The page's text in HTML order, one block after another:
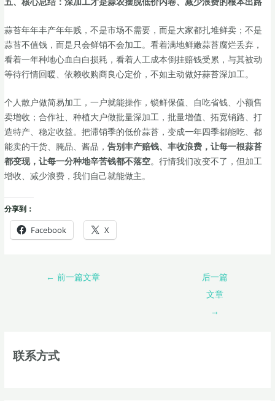
蒜苔年年丰产年年贱，不是市场不需要，而是大家都扎堆鲜卖；不是
蒜苔不值钱，而是只会鲜销不会加工。看着满地鲜嫩蒜苔腐烂丢弃，
看着一年种地心血白白损耗，看着人工成本倒挂赔钱受累，与其被动
等待行情回暖、依赖收购商良心定价，不如主动做好蒜苔深加工。
个人散户做简易加工，一户就能操作，锁鲜保值、自吃省钱、小额售
卖增收；合作社、种植大户做批量深加工，批量增值、拓宽销路、打
造特产、稳定收益。把滞销季的低价蒜苔，变成一年四季都能吃、都
能卖的干货、腌品、酱品，告别丰产赔钱、丰收浪费，让每一根蒜苔
都变现，让每一分种地辛苦钱都不落空。行情我们改变不了，但加工
增收、减少浪费，我们自己就能做主。
分享到：
Facebook X
← 前一篇文章
后一篇
文章
→
联系方式